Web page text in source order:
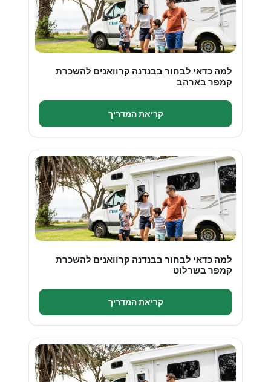
למה כדאי לבחור בבנדנה קרוואנים להשכרת
קמפר בארהב
קריאת המדריך
למה כדאי לבחור בבנדנה קרוואנים להשכרת
קמפר בשרלוט
קריאת המדריך